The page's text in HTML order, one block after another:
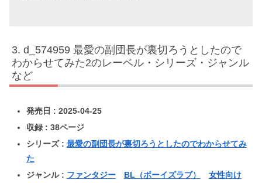
d_574959 最愛の副団長が裏切ろうとしたので
わからせてみた2のレーベル・シリーズ・ジャンル
など
発売日 : 2025-04-25
収録 : 38ページ
シリーズ : 最愛の副団長が裏切ろうとしたのでわからせてみ
た
ジャンル : ファンタジー BL（ボーイズラブ）
女性向け